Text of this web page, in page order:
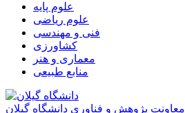
علوم پایه
علوم ریاضی
فنی و مهندسی
کشاورزی
معماری و هنر
منابع طبیعی
معاونت پژوهش و فناوری دانشگاه گیلان